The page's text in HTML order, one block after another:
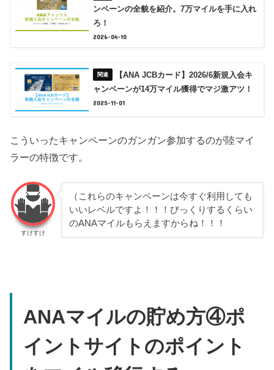
ンペーンの全貌を紹介。7万マイルを手に入れ
ろ！
2026-04-10
【ANA JCBカード】2026/6新規入会キ
ャンペーンが14万マイル獲得でマジ激アツ！
2025-11-01
こういったキャンペーンのガンガン参加するのが陸マイ
ラーの特徴です。
すけすけ
（これらのキャンペーンは今すぐ利用しても
いいレベルですよ！！！びっくりするくらい
のANAマイルもらえますからね！！！
ANAマイルの貯め方④ポ
イントサイトのポイント